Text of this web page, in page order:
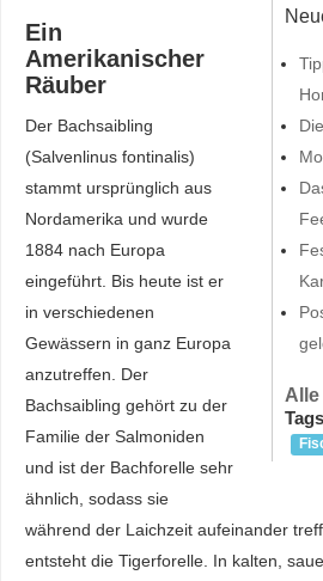
Ein
Amerikanischer
Räuber
Der Bachsaibling
(Salvenlinus fontinalis)
stammt ursprünglich aus
Nordamerika und wurde
1884 nach Europa
eingeführt. Bis heute ist er
in verschiedenen
Gewässern in ganz Europa
anzutreffen. Der
Bachsaibling gehört zu der
Familie der Salmoniden
und ist der Bachforelle sehr
ähnlich, sodass sie
während der Laichzeit aufeinander
entsteht die Tigerforelle. In kalten,